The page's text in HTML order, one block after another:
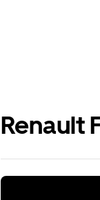
Renault